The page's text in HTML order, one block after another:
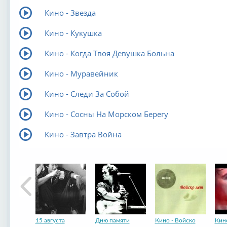
Кино - Звезда
Кино - Кукушка
Кино - Когда Твоя Девушка Больна
Кино - Муравейник
Кино - Следи За Собой
Кино - Сосны На Морском Берегу
Кино - Завтра Война
15 августа Дню памяти Кино - Войско